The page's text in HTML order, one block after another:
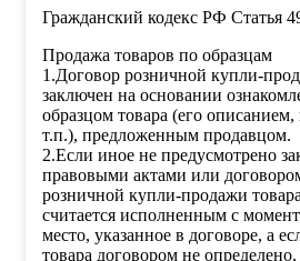
Гражданский кодекс РФ Статья
Продажа товаров по образцам
1.Договор розничной купли-
заключен на основании
образцом товара (его описанием,
т.п.), предложенным продавцом.
2.Если иное не предусмотрено
правовыми актами или
розничной купли-продажи
считается исполненным с
место, указанное в договоре, а
товара договором не